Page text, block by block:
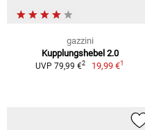
gazzini
Kupplungshebel 2.0
UVP 79,99 €2 19,99 €1